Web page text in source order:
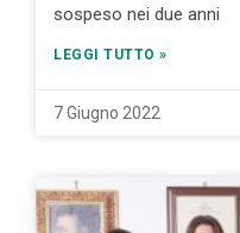
sospeso nei due anni
LEGGI TUTTO »
7 Giugno 2022